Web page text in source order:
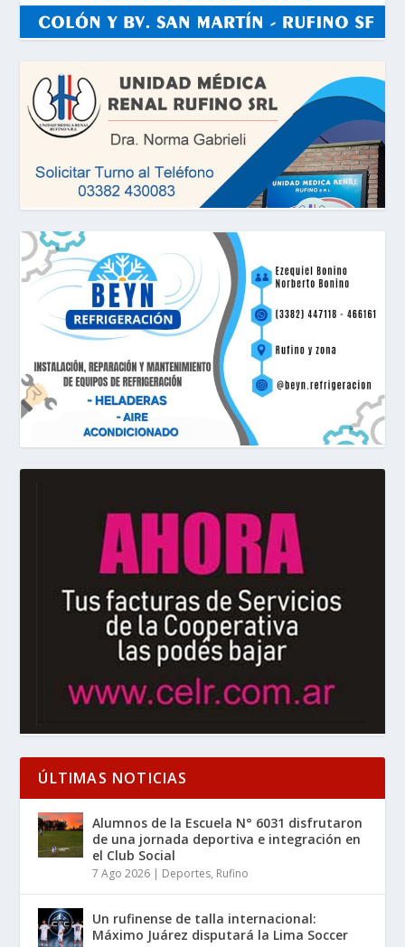
ÚLTIMAS NOTICIAS
Alumnos de la Escuela N° 6031 disfrutaron
de una jornada deportiva e integración en
el Club Social
7 Ago 2026 | Deportes, Rufino
Un rufinense de talla internacional:
Máximo Juárez disputará la Lima Soccer